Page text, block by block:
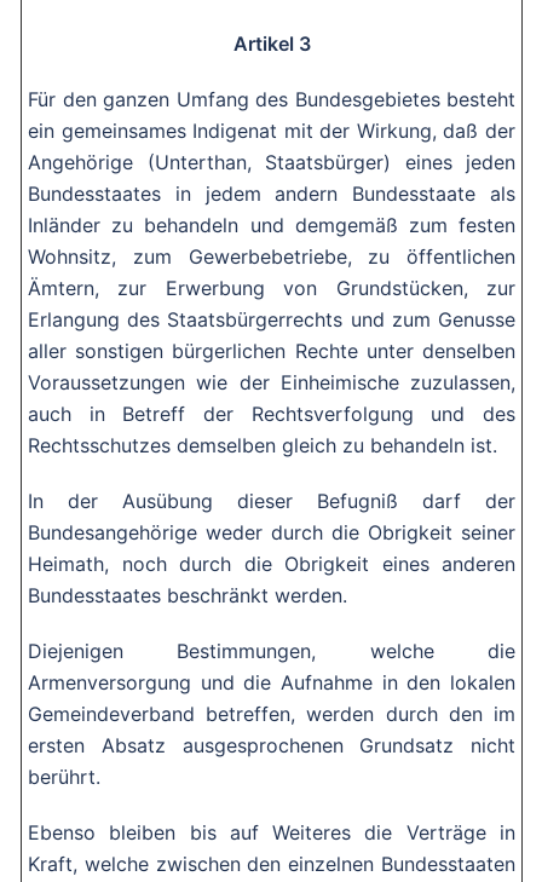
Artikel 3
Für den ganzen Umfang des Bundesgebietes besteht
ein gemeinsames Indigenat mit der Wirkung, daß der
Angehörige (Unterthan, Staatsbürger) eines jeden
Bundesstaates in jedem andern Bundesstaate als
Inländer zu behandeln und demgemäß zum festen
Wohnsitz, zum Gewerbebetriebe, zu öffentlichen
Ämtern, zur Erwerbung von Grundstücken, zur
Erlangung des Staatsbürgerrechts und zum Genusse
aller sonstigen bürgerlichen Rechte unter denselben
Voraussetzungen wie der Einheimische zuzulassen,
auch in Betreff der Rechtsverfolgung und des
Rechtsschutzes demselben gleich zu behandeln ist.
In der Ausübung dieser Befugniß darf der
Bundesangehörige weder durch die Obrigkeit seiner
Heimath, noch durch die Obrigkeit eines anderen
Bundesstaates beschränkt werden.
Diejenigen Bestimmungen, welche die
Armenversorgung und die Aufnahme in den lokalen
Gemeindeverband betreffen, werden durch den im
ersten Absatz ausgesprochenen Grundsatz nicht
berührt.
Ebenso bleiben bis auf Weiteres die Verträge in
Kraft, welche zwischen den einzelnen Bundesstaaten